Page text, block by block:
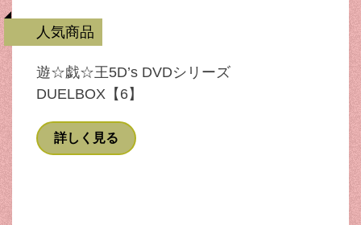
人気商品
遊☆戯☆王5D’s DVDシリーズ
DUELBOX【6】
詳しく見る